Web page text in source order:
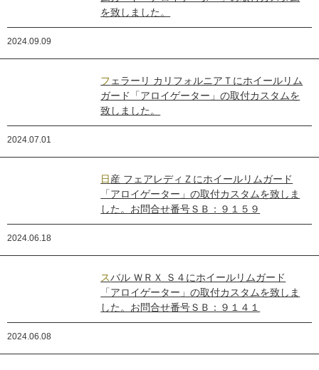
を致しました。
2024.09.09
フェラーリ カリフォルニアＴにホイールリム
ガード「アロイゲーター」の取付カスタムを
致しました。
2024.07.01
日産 フェアレディＺにホイールリムガード
「アロイゲーター」の取付カスタムを致しま
した。お問合せ番号ＳＢ：９１５９
2024.06.18
スバル ＷＲＸ Ｓ４にホイールリムガード
「アロイゲーター」の取付カスタムを致しま
した。お問合せ番号ＳＢ：９１４１
2024.06.08